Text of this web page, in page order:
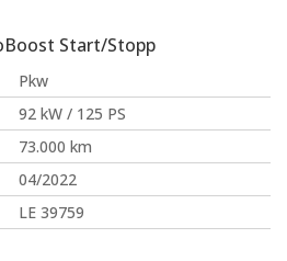
Start/Stopp
Pkw
92 kW / 125 PS
73.000 km
04/2022
LE 39759